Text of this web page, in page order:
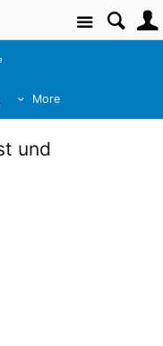
Site
More
und